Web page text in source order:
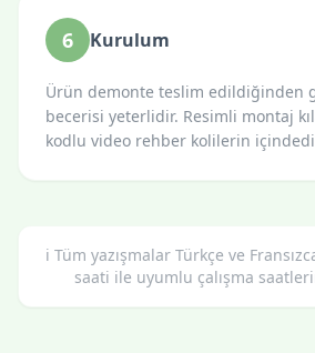
6 Kurulum
Ürün demonte teslim edildiğinden
becerisi yeterlidir. Resimli montaj
kodlu video rehber kolilerin
ℹ️ Tüm yazışmalar Türkçe ve
saati ile uyumlu çalışma